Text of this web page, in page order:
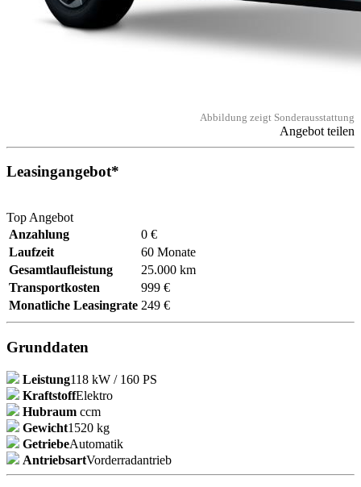
Abbildung zeigt Sonderausstattung
Angebot teilen
Leasingangebot*
Top Angebot
Anzahlung
0 €
Laufzeit
60 Monate
Gesamtlaufleistung
25.000 km
Transportkosten
999 €
Monatliche Leasingrate 249 €
Grunddaten
Leistung118 kW / 160 PS
KraftstoffElektro
Hubraum ccm
Gewicht1520 kg
GetriebeAutomatik
AntriebsartVorderradantrieb